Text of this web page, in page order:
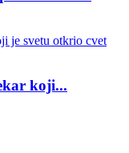
koji...